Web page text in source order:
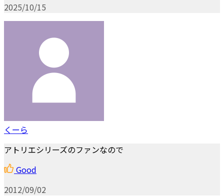
2025/10/15
くーら
アトリエシリーズのファンなので
Good
2012/09/02